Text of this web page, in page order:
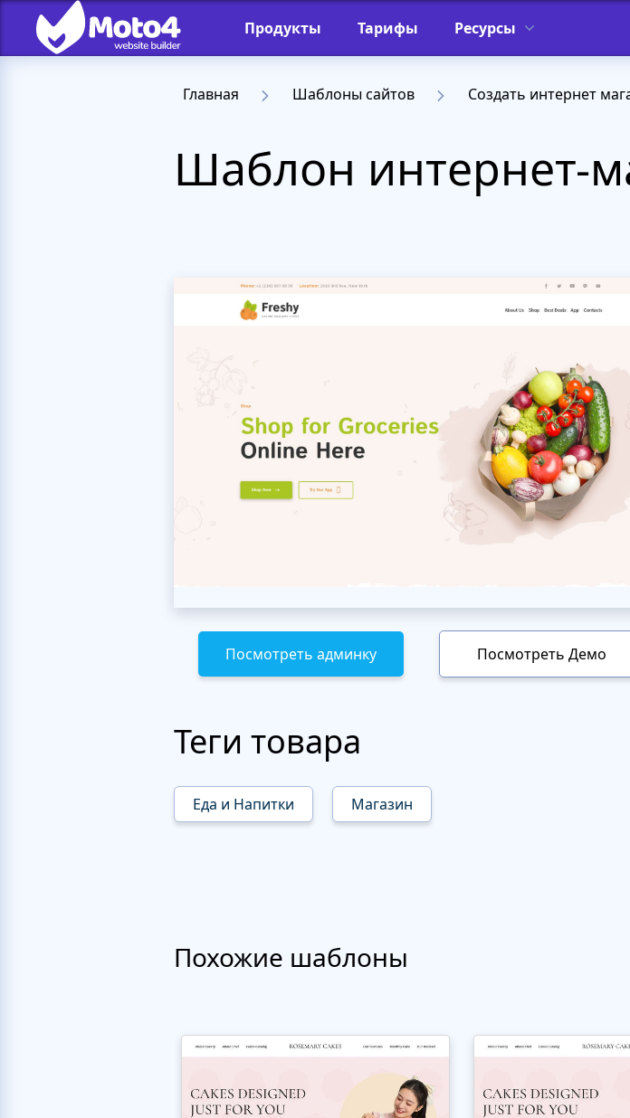
Продукты Тарифы Ресурсы
Главная Шаблоны сайтов Создать интернет
Шаблон интернет-
Посмотреть админку Посмотреть Демо
Теги товара
Еда и Напитки Магазин
Похожие шаблоны